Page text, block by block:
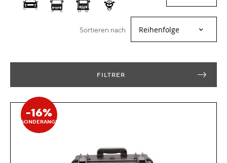
Sortieren nach
FILTRER
-16%
SONDERANGEBOT